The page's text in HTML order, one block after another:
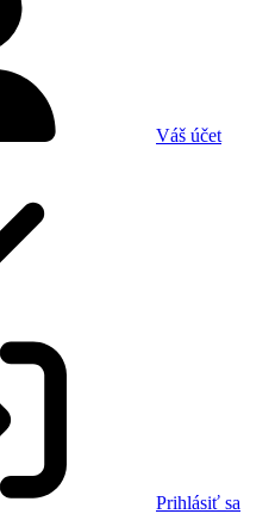
Váš účet
Prihlásiť sa